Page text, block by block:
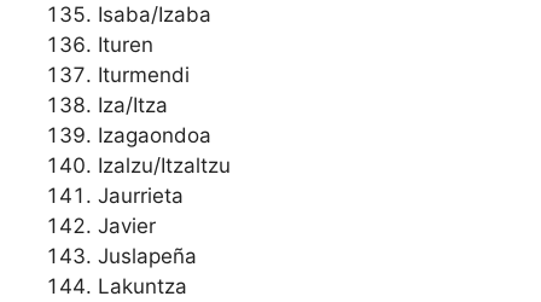
Isaba/Izaba
Ituren
Iturmendi
Iza/Itza
Izagaondoa
Izalzu/Itzaltzu
Jaurrieta
Javier
Juslapeña
Lakuntza